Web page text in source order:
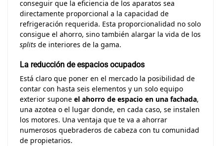
conseguir que la eficiencia de los aparatos sea
directamente proporcional a la capacidad de
refrigeración requerida. Esta proporcionalidad no solo
consigue el ahorro, sino también alargar la vida de los
splits de interiores de la gama.
La reducción de espacios ocupados
Está claro que poner en el mercado la posibilidad de
contar con hasta seis elementos y un solo equipo
exterior supone el ahorro de espacio en una fachada,
una azotea o el lugar donde, en cada caso, se instalen
los motores. Una ventaja que te va a ahorrar
numerosos quebraderos de cabeza con tu comunidad
de propietarios.